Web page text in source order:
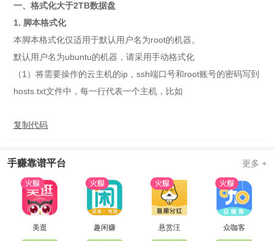
一、格式化大于2TB数据盘
1. 脚本格式化
本脚本格式化仅适用于默认用户名为root的机器。
默认用户名为ubuntu的机器，请采用手动格式化
（1）将需要操作的云主机的ip，ssh端口号和root账号的密码写到
hosts.txt文件中，每一行代表一个主机，比如
复制代码
手赚靠谱平台 更多 +
美逛 趣闲赚 悬赏汪 众咖客